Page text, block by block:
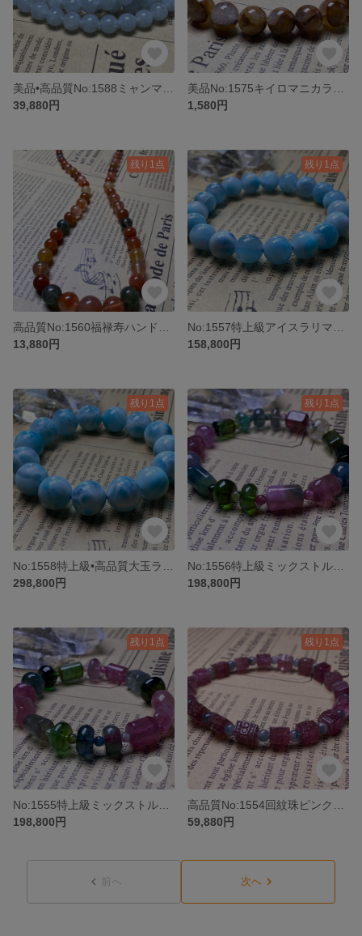
39,880円
1,580円
残り1点
13,880円
残り1点
158,800円
残り1点
298,800円
残り1点
198,800円
残り1点
198,800円
残り1点
59,880円
前へ 次へ